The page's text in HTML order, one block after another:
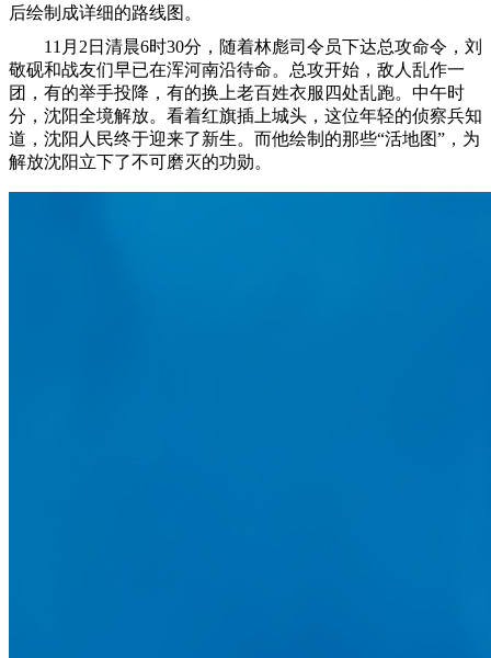
后绘制成详细的路线图。
11月2日清晨6时30分，随着林彪司令员下达总攻命令，刘
敬砚和战友们早已在浑河南沿待命。总攻开始，敌人乱作一
团，有的举手投降，有的换上老百姓衣服四处乱跑。中午时
分，沈阳全境解放。看着红旗插上城头，这位年轻的侦察兵知
道，沈阳人民终于迎来了新生。而他绘制的那些“活地图”，为
解放沈阳立下了不可磨灭的功勋。